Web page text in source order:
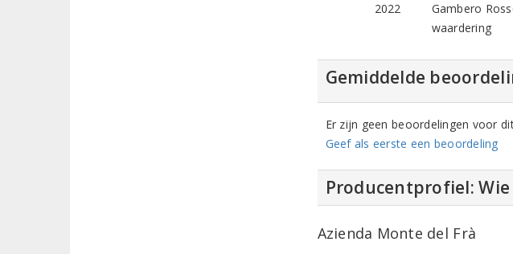
2022
Gambero
waardering
Gemiddelde
Er zijn geen beoordelingen voor
Geef als eerste een beoordeling
Producentprofiel:
Azienda Monte del Frà